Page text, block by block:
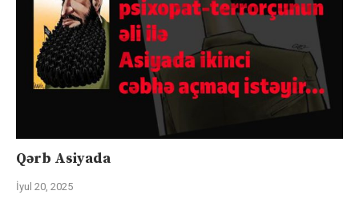
Qərb Asiyada
İyul 20, 2025